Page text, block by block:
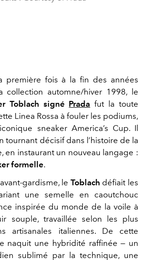
première fois à la fin des années
collection automne/hiver 1998, le
Toblach signé Prada fut la toute
Linea Rossa à fouler les podiums,
sneaker America’s Cup. Il
tournant décisif dans l’histoire de la
en instaurant un nouveau langage :
formelle.
gardisme, le Toblach défiait les
une semelle en caoutchouc
inspirée du monde de la voile à
souple, travaillée selon les plus
artisanales italiennes. De cette
naquit une hybridité raffinée — un
sublimé par la technique, une